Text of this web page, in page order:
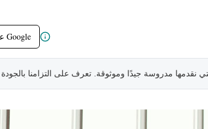
أضف Freaktofit على Google
نقدمها مدروسة جيدًا وموثوقة. تعرف على التزامنا